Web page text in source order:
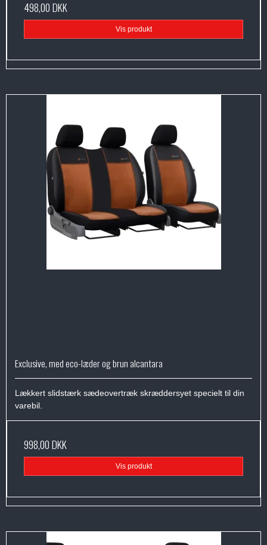
498,00 DKK
Vis produkt
Exclusive, med eco-læder og brun alcantara
Lækkert slidstærk sædeovertræk skræddersyet specielt til din
varebil.
998,00 DKK
Vis produkt